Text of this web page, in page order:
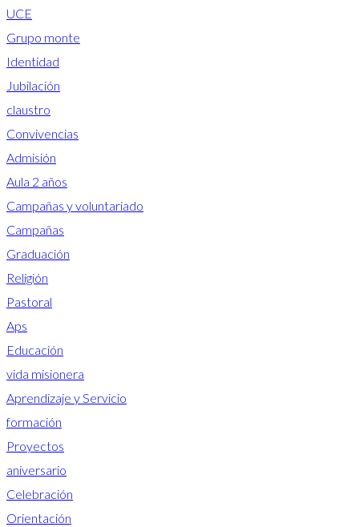
UCE
Grupo monte
Identidad
Jubilación
claustro
Convivencias
Admisión
Aula 2 años
Campañas y voluntariado
Campañas
Graduación
Religión
Pastoral
Aps
Educación
vida misionera
Aprendizaje y Servicio
formación
Proyectos
aniversario
Celebración
Orientación